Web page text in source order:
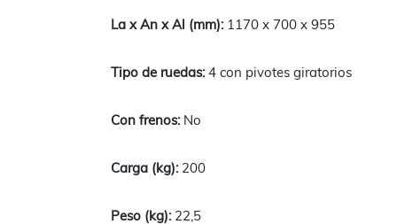
1170 x 700 x 955
4 con pivotes giratorios
No
200
22,5